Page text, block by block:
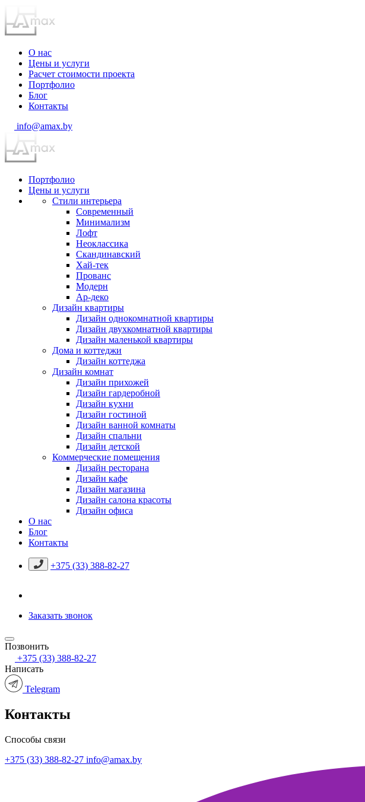
О нас
Цены и услуги
Расчет стоимости проекта
Портфолио
Блог
Контакты
info@amax.by
Портфолио
Цены и услуги
Стили интерьера
Современный
Минимализм
Лофт
Неоклассика
Скандинавский
Хай-тек
Прованс
Модерн
Ар-деко
Дизайн квартиры
Дизайн однокомнатной квартиры
Дизайн двухкомнатной квартиры
Дизайн маленькой квартиры
Дома и коттеджи
Дизайн коттеджа
Дизайн комнат
Дизайн прихожей
Дизайн гардеробной
Дизайн кухни
Дизайн гостиной
Дизайн ванной комнаты
Дизайн спальни
Дизайн детской
Коммерческие помещения
Дизайн ресторана
Дизайн кафе
Дизайн магазина
Дизайн салона красоты
Дизайн офиса
О нас
Блог
Контакты
+375 (33) 388-82-27
Заказать звонок
Позвонить
+375 (33) 388-82-27
Написать
Telegram
Контакты
Способы связи
+375 (33) 388-82-27 info@amax.by